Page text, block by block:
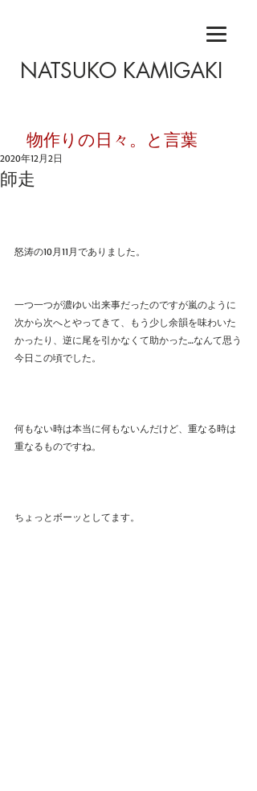
NATSUKO KAMIGAKI
​物作りの日々。と言葉
師走
2020年12月2日
怒涛の10月11月でありました。
一つ一つが濃ゆい出来事だったのですが嵐のように
次から次へとやってきて、もう少し余韻を味わいた
かったり、逆に尾を引かなくて助かった…なんて思う
今日この頃でした。
何もない時は本当に何もないんだけど、重なる時は
重なるものですね。
ちょっとボーッとしてます。